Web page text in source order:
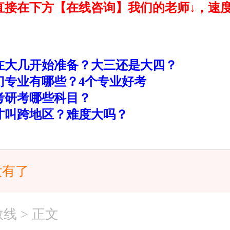
接在下方【在线咨询】我们的老师↓，速
大几开始准备？大三还是大四？
专业有哪些？4个专业好考
考哪些科目？
叫跨地区？难度大吗？
了
线 > 正文